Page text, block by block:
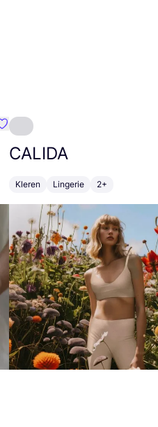
{naam}
CALIDA
Kleren Lingerie 2+